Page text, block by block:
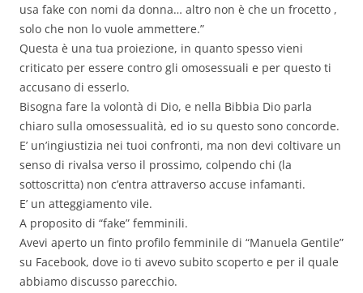
usa fake con nomi da donna… altro non è che un frocetto ,
solo che non lo vuole ammettere.”
Questa è una tua proiezione, in quanto spesso vieni
criticato per essere contro gli omosessuali e per questo ti
accusano di esserlo.
Bisogna fare la volontà di Dio, e nella Bibbia Dio parla
chiaro sulla omosessualità, ed io su questo sono concorde.
E’ un’ingiustizia nei tuoi confronti, ma non devi coltivare un
senso di rivalsa verso il prossimo, colpendo chi (la
sottoscritta) non c’entra attraverso accuse infamanti.
E’ un atteggiamento vile.
A proposito di “fake” femminili.
Avevi aperto un finto profilo femminile di “Manuela Gentile”
su Facebook, dove io ti avevo subito scoperto e per il quale
abbiamo discusso parecchio.